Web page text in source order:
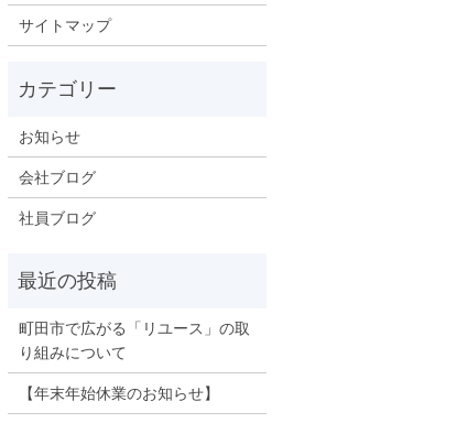
サイトマップ
お知らせ
会社ブログ
社員ブログ
町田市で広がる「リユース」の取
り組みについて
【年末年始休業のお知らせ】